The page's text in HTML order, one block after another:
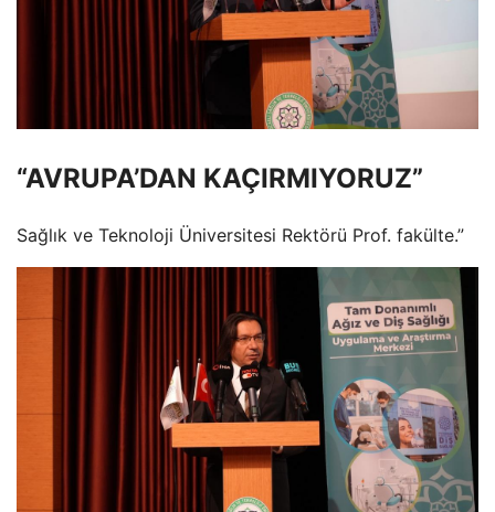
“AVRUPA’DAN KAÇIRMIYORUZ”
Sağlık ve Teknoloji Üniversitesi Rektörü Prof. fakülte.”